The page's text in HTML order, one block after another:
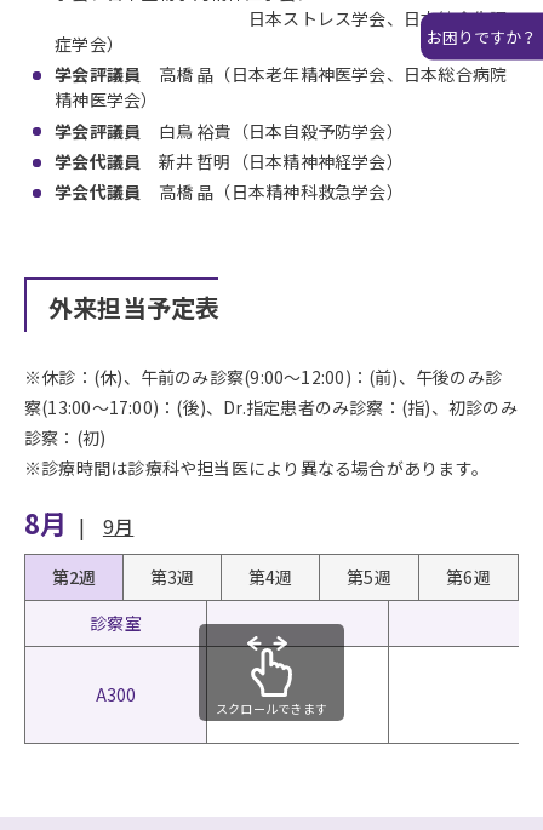
日本ストレス学会、日本統合失調
症学会）
学会評議員 高橋 晶（日本老年精神医学会、日本総合病院
精神医学会）
学会評議員 白鳥 裕貴（日本自殺予防学会）
学会代議員 新井 哲明（日本精神神経学会）
学会代議員 高橋 晶（日本精神科救急学会）
外来担当予定表
※休診：(休)、午前のみ診察(9:00〜12:00)：(前)、午後のみ診
察(13:00〜17:00)：(後)、Dr.指定患者のみ診察：(指)、初診のみ
診察：(初)
※診療時間は診療科や担当医により異なる場合があります。
8月 | 9月
第2週 第3週 第4週 第5週
第6週
診察室
A300
スクロールできます
お困りですか？